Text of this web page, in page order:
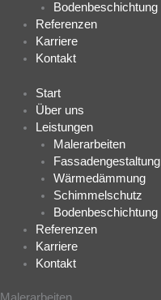
Bodenbeschichtung
Referenzen
Karriere
Kontakt
Start
Über uns
Leistungen
Malerarbeiten
Fassadengestaltung
Wärmedämmung
Schimmelschutz
Bodenbeschichtung
Referenzen
Karriere
Kontakt
Malerarbeiten